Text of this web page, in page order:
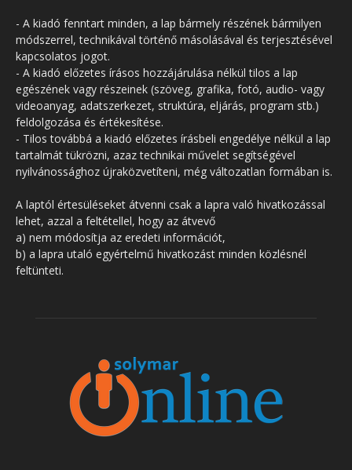
- A kiadó fenntart minden, a lap bármely részének bármilyen
módszerrel, technikával történő másolásával és terjesztésével
kapcsolatos jogot.
- A kiadó előzetes írásos hozzájárulása nélkül tilos a lap
egészének vagy részeinek (szöveg, grafika, fotó, audio- vagy
videoanyag, adatszerkezet, struktúra, eljárás, program stb.)
feldolgozása és értékesítése.
- Tilos továbbá a kiadó előzetes írásbeli engedélye nélkül a lap
tartalmát tükrözni, azaz technikai művelet segítségével
nyilvánossághoz újraközvetíteni, még változatlan formában is.
A laptól értesüléseket átvenni csak a lapra való hivatkozással
lehet, azzal a feltétellel, hogy az átvevő
a) nem módosítja az eredeti információt,
b) a lapra utaló egyértelmű hivatkozást minden közlésnél
feltünteti.